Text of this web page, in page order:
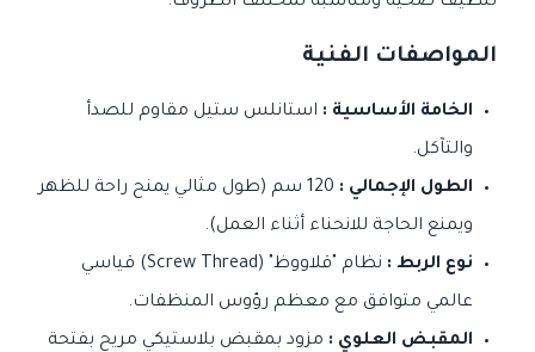
المواصفات الفنية
الخامة الأساسية : استانلس ستيل مقاوم للصدأ
والتآكل.
الطول الإجمالي :
120 سم (طول مثالي يمنح راحة للظهر
ويمنع الحاجة للانحناء أثناء العمل).
نوع الربط :
نظام "قلاووظ" (Screw Thread) قياسي
عالمي متوافق مع معظم رؤوس المنظفات.
المقبض العلوي : مزود بمقبض بلاستيكي مريح بفتحة